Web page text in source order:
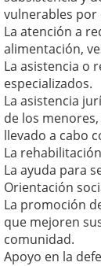
vulnerables por
La atención a
alimentación,
La asistencia o
especializados.
La asistencia
de los
llevado a cabo
La
La ayuda para
Orientación
La promoción
que mejoren
comunidad.
Apoyo en la